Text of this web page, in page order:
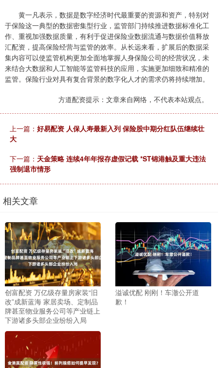
黄一凡表示，数据是数字经济时代最重要的资源和资产，特别对
于保险这一典型的数据密集型行业，监管部门持续推进数据标准化工
作、重视加强数据质量，有利于促进保险业数据流通与数据价值释放
汇配资，提高保险经营与监管的效率。从长远来看，扩展后的数据采
集内容可以使监管机构更加全面地掌握人身保险公司的经营状况，未
来结合大数据和人工智能等监管科技的应用，实施更加细致和精准的
监管。保险行业对具有复合背景的数字化人才的需求仍将持续增加。
方道配资提示：文章来自网络，不代表本站观点。
上一篇： 好易配资 人保人寿最新入列 保险股中期分红队伍继续壮
大
下一篇： 天金策略 连续4年年报存虚假记载 *ST锦港触及重大违法
强制退市情形
相关文章
创富配资 万亿级存量房家装“旧
改”成新蓝海 家居卖场、定制品
牌甚至物业服务公司等产业链上
下游诸多头部企业纷纷入局
溢诚优配 刚刚！车澈公开道
歉！